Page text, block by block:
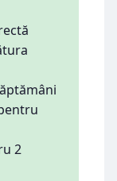
2